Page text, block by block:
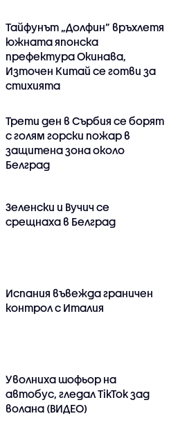
Тайфунът „Долфин” връхлетя
южната японска
префектура Окинава,
Източен Китай се готви за
стихията
Трети ден в Сърбия се борят
с голям горски пожар в
защитена зона около
Белград
Зеленски и Вучич се
срещнаха в Белград
Испания въвежда граничен
контрол с Италия
Уволниха шофьор на
автобус, гледал TikTok зад
волана (ВИДЕО)